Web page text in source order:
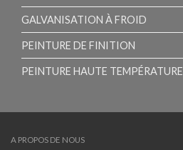
GALVANISATION À FROID
PEINTURE DE FINITION
PEINTURE HAUTE TEMPÉRATURE
A PROPOS DE NOUS